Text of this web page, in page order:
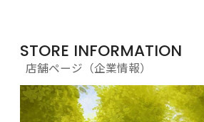
STORE INFORMATION
店舗ページ（企業情報）